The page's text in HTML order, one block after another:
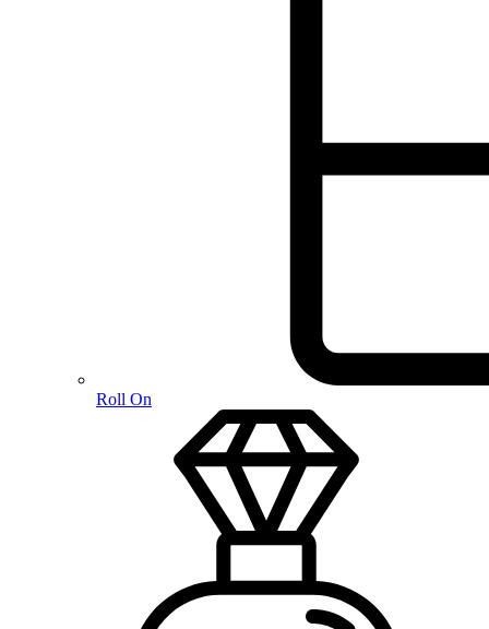
Roll On